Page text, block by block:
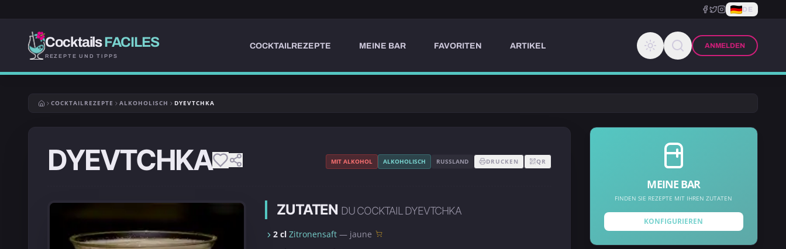
DE
CocktailsFACILES
REZEPTE UND TIPPS
COCKTAILREZEPTE MEINE BAR FAVORITEN ARTIKEL ANMELDEN
COCKTAILREZEPTE ALKOHOLISCH DYEVTCHKA
DYEVTCHKA MIT ALKOHOL ALKOHOLISCH RUSSLAND DRUCKEN QR
ZUTATEN DU COCKTAIL DYEVTCHKA
2 clZitronensaft — jaune
MEINE BAR
FINDEN SIE REZEPTE MIT IHREN ZUTATEN
KONFIGURIEREN